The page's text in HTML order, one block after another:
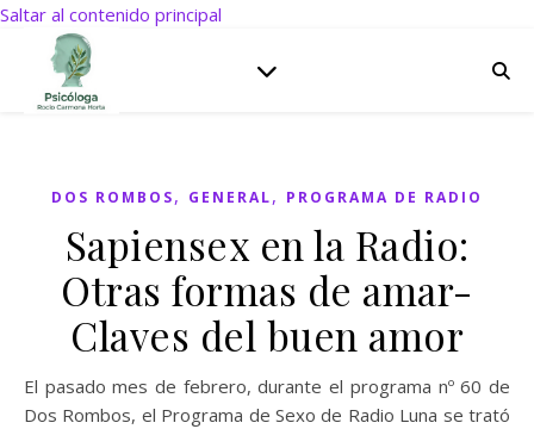
Saltar al contenido principal
DOS ROMBOS, GENERAL, PROGRAMA DE RADIO
Sapiensex en la Radio:
Otras formas de amar-
Claves del buen amor
El pasado mes de febrero, durante el programa nº 60 de
Dos Rombos, el Programa de Sexo de Radio Luna se trató